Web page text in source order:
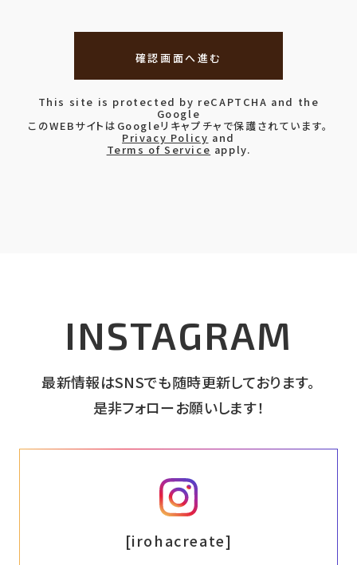
This site is protected by reCAPTCHA and the
Google
このWEBサイトはGoogleリキャプチャで保護されています。
Privacy Policy and
Terms of Service apply.
INSTAGRAM
最新情報はSNSでも随時更新しております。
是非フォローお願いします！
[irohacreate]